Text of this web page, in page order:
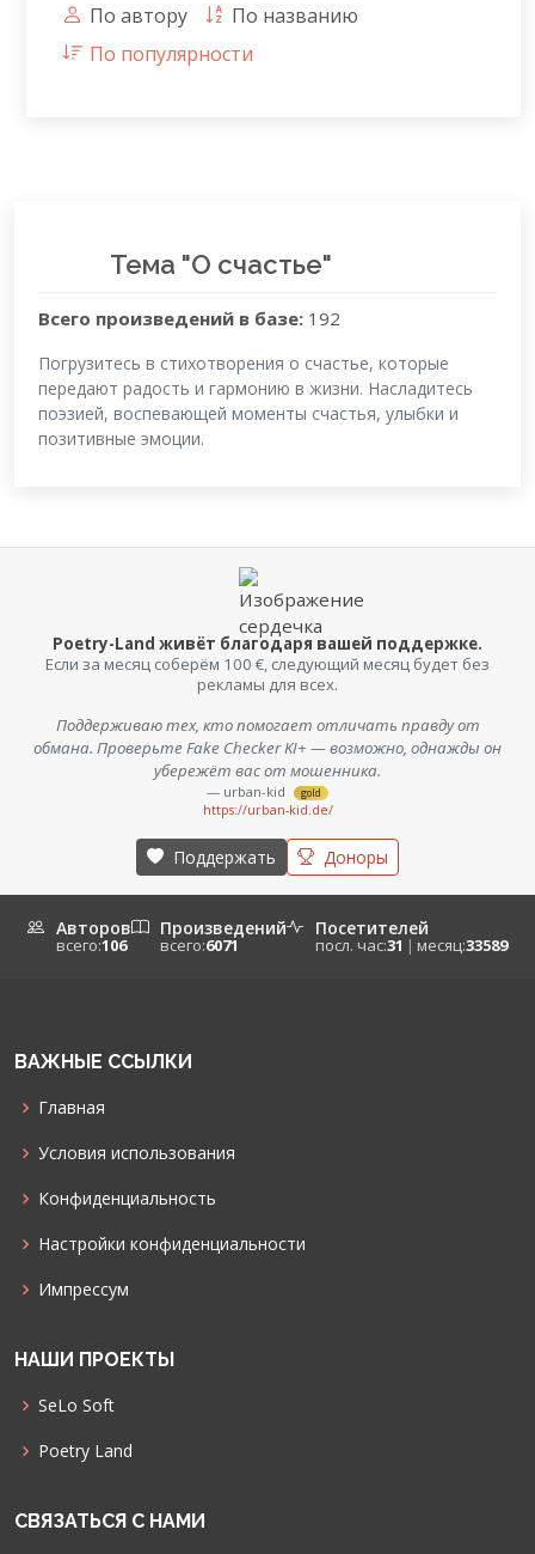
По автору
По названию
По популярности
Тема "О счастье"
Всего произведений в базе: 192
Погрузитесь в стихотворения о счастье, которые
передают радость и гармонию в жизни. Насладитесь
поэзией, воспевающей моменты счастья, улыбки и
позитивные эмоции.
Poetry-Land живёт благодаря вашей поддержке.
Если за месяц соберём 100 €, следующий месяц будет без
рекламы для всех.
Поддерживаю тех, кто помогает отличать правду от
обмана. Проверьте Fake Checker KI+ — возможно, однажды он
убережёт вас от мошенника.
— urban-kid gold
https://urban-kid.de/
Поддержать Доноры
Авторов
всего:106
Произведений
всего:6071
Посетителей
посл. час:31 | месяц:33589
ВАЖНЫЕ ССЫЛКИ
Главная
Условия использования
Конфиденциальность
Настройки конфиденциальности
Импрессум
НАШИ ПРОЕКТЫ
SeLo Soft
Poetry Land
СВЯЗАТЬСЯ С НАМИ